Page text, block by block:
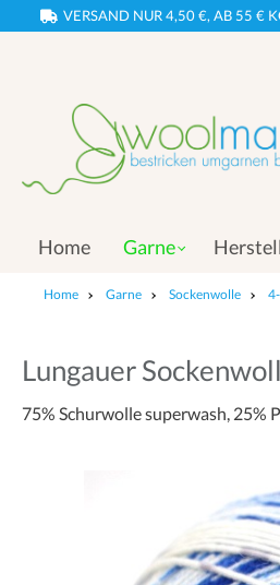
VERSAND NUR 4,50 €, AB 55 €
Home Garne
Home Garne Sockenwolle
Lungauer
75% Schurwolle superwash, 25%